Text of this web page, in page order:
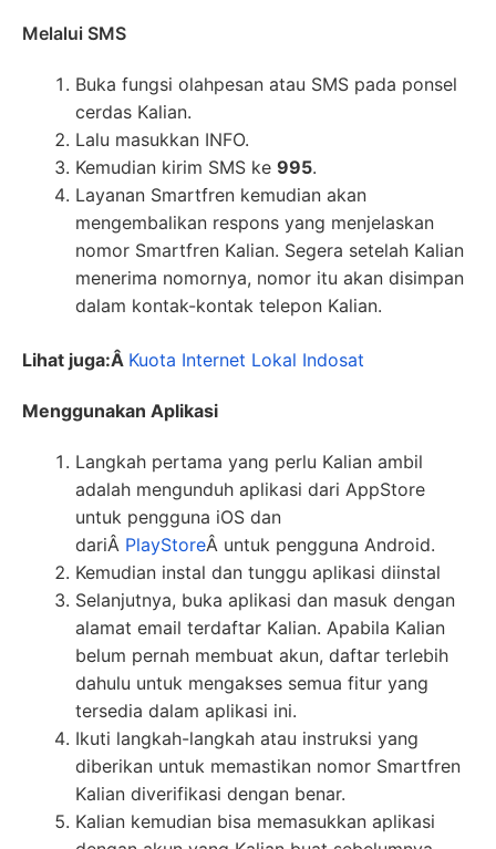
Melalui SMS
Buka fungsi olahpesan atau SMS pada ponsel
cerdas Kalian.
Lalu masukkan INFO.
Kemudian kirim SMS ke 995.
Layanan Smartfren kemudian akan
mengembalikan respons yang menjelaskan
nomor Smartfren Kalian. Segera setelah Kalian
menerima nomornya, nomor itu akan disimpan
dalam kontak-kontak telepon Kalian.
Lihat juga:Â Kuota Internet Lokal Indosat
Menggunakan Aplikasi
Langkah pertama yang perlu Kalian ambil
adalah mengunduh aplikasi dari AppStore
untuk pengguna iOS dan
dariÂ PlayStoreÂ untuk pengguna Android.
Kemudian instal dan tunggu aplikasi diinstal
Selanjutnya, buka aplikasi dan masuk dengan
alamat email terdaftar Kalian. Apabila Kalian
belum pernah membuat akun, daftar terlebih
dahulu untuk mengakses semua fitur yang
tersedia dalam aplikasi ini.
Ikuti langkah-langkah atau instruksi yang
diberikan untuk memastikan nomor Smartfren
Kalian diverifikasi dengan benar.
Kalian kemudian bisa memasukkan aplikasi